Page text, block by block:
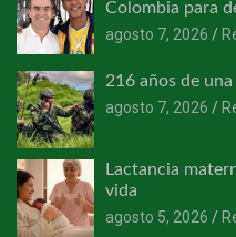
Colombia para
agosto 7, 2026
216 años de
agosto 7, 2026
Lactancia
vida
agosto 5, 2026